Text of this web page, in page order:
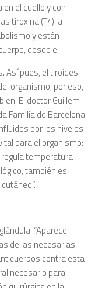
el cuello y con
tiroxina (T4) Ia
y están
desde el
Así pues, el tiroides
organismo, por eso,
El doctor Guillem
Familia de Barcelona
por los niveles
para el organismo:
temperatura
también es
“Aparece
de las necesarias.
contra esta
necesario para